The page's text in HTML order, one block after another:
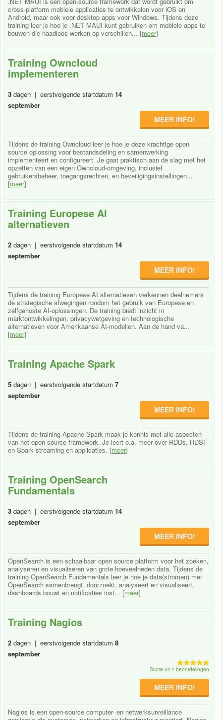
cross-platform mobiele applicaties te ontwikkelen voor iOS en
Android, maar ook voor desktop apps voor Windows. Tijdens deze
training leer je hoe je .NET MAUI kunt gebruiken om mobiele apps te
bouwen die naadloos werken op verschillen... [meer]
Training Owncloud
implementeren
3 dagen | eerstvolgende startdatum 14
september
MEER INFO!
Tijdens de training Owncloud leer je hoe je deze krachtige open
source oplossing voor bestandsdeling en samenwerking
implementeert en configureert. Je gaat praktisch aan de slag met het
opzetten van een eigen Owncloud-omgeving, inclusief
gebruikersbeheer, toegangsrechten, en beveiligingsinstellingen...
[meer]
Training Europese AI
alternatieven
2 dagen | eerstvolgende startdatum 14
september
MEER INFO!
Tijdens de training Europese AI alternatieven verkennen deelnemers
de strategische afwegingen rondom het gebruik van Europese en
zelfgehoste AI-oplossingen. De training biedt inzicht in
marktontwikkelingen, privacywetgeving en technologische
alternatieven voor Amerikaanse AI-modellen. Aan de hand va...
[meer]
Training Apache Spark
5 dagen | eerstvolgende startdatum 7
september
MEER INFO!
Tijdens de training Apache Spark maak je kennis met alle aspecten
van het open source framework. Je leert o.a. meer over RDDs, HDSF
en Spark streaming en applicaties. [meer]
Training OpenSearch
Fundamentals
3 dagen | eerstvolgende startdatum 14
september
MEER INFO!
OpenSearch is een schaalbaar open source platform voor het zoeken,
analyseren en visualiseren van grote hoeveelheden data. Tijdens de
training OpenSearch Fundamentals leer je hoe je data(stromen) met
OpenSearch samenbrengt, doorzoekt, analyseert en visualiseert,
dashboards bouwt en notificaties inst... [meer]
Training Nagios
2 dagen | eerstvolgende startdatum 8
september
Score uit 1 beoordelingen
MEER INFO!
Nagios is een open-source computer- en netwerksurveillance